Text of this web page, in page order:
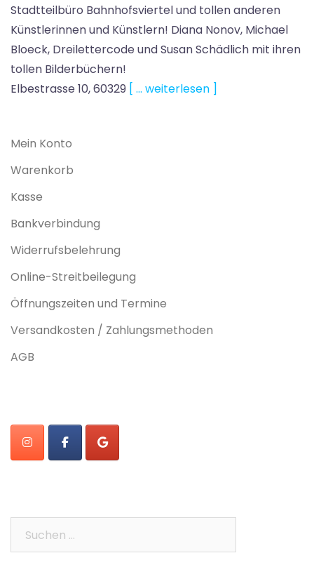
Stadtteilbüro Bahnhofsviertel und tollen anderen
Künstlerinnen und Künstlern! Diana Nonov, Michael
Bloeck, Dreilettercode und Susan Schädlich mit ihren
tollen Bilderbüchern!
Elbestrasse 10, 60329 [ … weiterlesen ]
Mein Konto
Warenkorb
Kasse
Bankverbindung
Widerrufsbelehrung
Online-Streitbeilegung
Öffnungszeiten und Termine
Versandkosten / Zahlungsmethoden
AGB